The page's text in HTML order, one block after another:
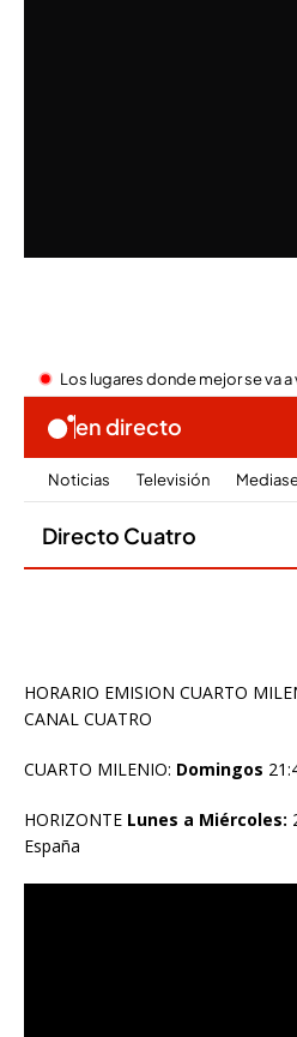
HORARIO EMISION CUARTO
CANAL CUATRO
CUARTO MILENIO: Domingos
HORIZONTE Lunes a Miércoles:
España